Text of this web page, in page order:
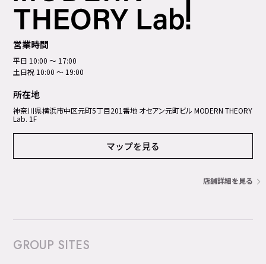
営業時間
平日 10:00 ～ 17:00
土日祝 10:00 ～ 19:00
所在地
神奈川県横浜市中区元町5丁⽬201番地 オセアン元町ビル MODERN THEORY
Lab. 1F
マップを見る
店舗詳細を見る
GROUP SITES